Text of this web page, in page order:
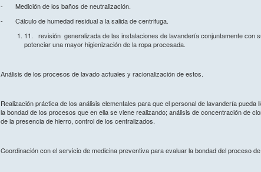
- Medición de los baños de neutralización.
- Cálculo de humedad residual a la salida de centrifuga.
11. revisión generalizada de las instalaciones de lavandería conjuntamente con
potenciar una mayor higienización de la ropa procesada.
Análisis de los procesos de lavado actuales y racionalización de estos.
Realización práctica de los análisis elementales para que el personal de lavandería
la bondad de los procesos que en ella se viene realizando; análisis de concentración de
de la presencia de hierro, control de los centralizados.
Coordinación con el servicio de medicina preventiva para evaluar la bondad del proceso